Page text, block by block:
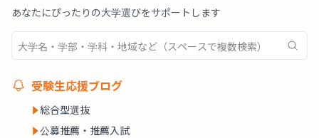
あなたにぴったりの大学選びをサポートします
受験生応援ブログ
総合型選抜
公募推薦・推薦入試